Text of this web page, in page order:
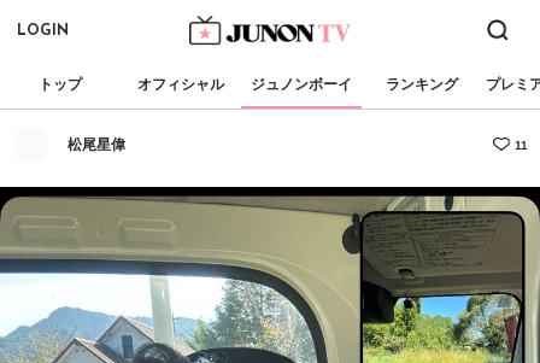
LOGIN
トップ オフィシャル ジュノンボーイ ランキング プレミ
松尾星偉 11